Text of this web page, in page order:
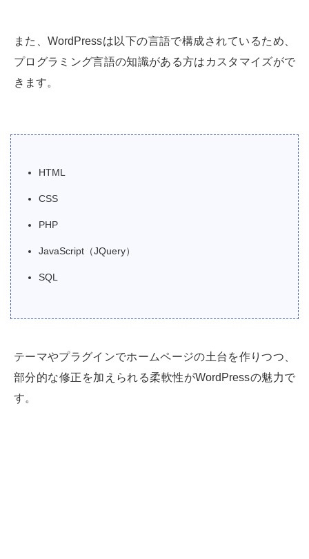
また、WordPressは以下の言語で構成されているため、
プログラミング言語の知識がある方はカスタマイズがで
きます。
HTML
CSS
PHP
JavaScript（JQuery）
SQL
テーマやプラグインでホームページの土台を作りつつ、
部分的な修正を加えられる柔軟性がWordPressの魅力で
す。